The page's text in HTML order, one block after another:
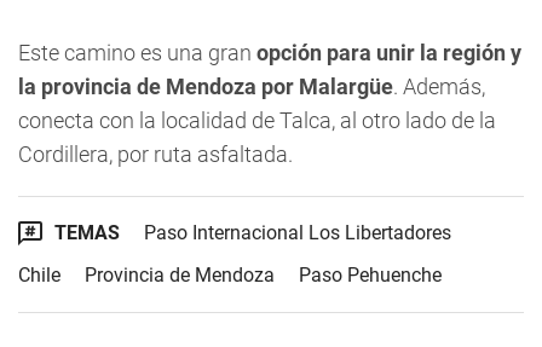
Este camino es una gran opción para unir la región y
la provincia de Mendoza por Malargüe. Además,
conecta con la localidad de Talca, al otro lado de la
Cordillera, por ruta asfaltada.
TEMAS
Paso Internacional Los Libertadores
Chile
Provincia de Mendoza Paso Pehuenche